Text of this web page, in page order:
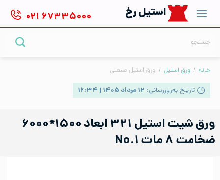
content
استیل رخ ۰۲۱ ۶۷۳۳۵۰۰۰
خانه / ورق استیل / ورق استیل صنعتی
تاریخ به‌روزرسانی: ۱۲ مرداد ۱۴۰۵ | ۱۶:۳۴
ورق شیت استیل ۳۲۱ ابعاد ۱۵۰۰*۶۰۰۰
ضخامت ۸ مات No.۱